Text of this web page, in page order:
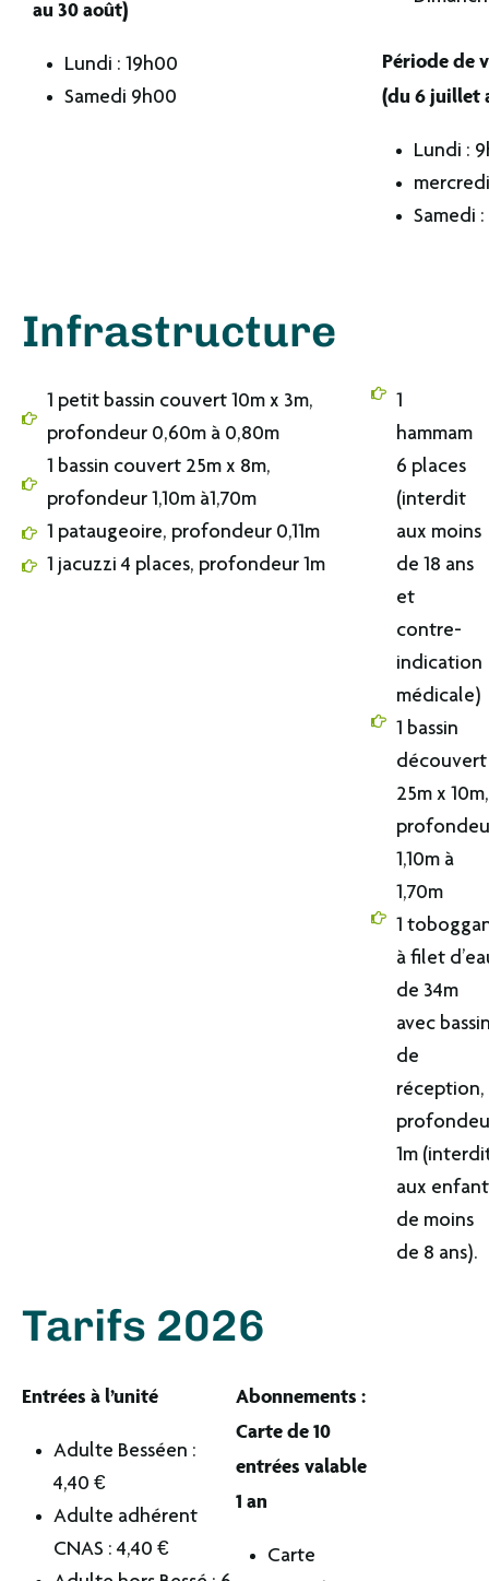
au 30 août)
Lundi : 19h00
Samedi 9h00
Période de
(du 6 juillet
Lundi :
Samedi :
Infrastructure
1 petit bassin couvert 10m x 3m,
profondeur 0,60m à 0,80m
1 bassin couvert 25m x 8m,
profondeur 1,10m à1,70m
1 pataugeoire, profondeur 0,11m
1 jacuzzi 4 places, profondeur 1m
1
hammam
6 places
(interdit
aux moins
de 18 ans
et
contre-
indication
médicale)
1 bassin
découvert
25m x 10m,
1,10m à
1,70m
1
à filet
de 34m
avec
de
réception,
1m
aux
de moins
de 8 ans).
Tarifs 2026
Entrées à l’unité
Adulte Besséen :
4,40 €
Adulte adhérent
CNAS : 4,40 €
Abonnements :
Carte de 10
entrées valable
1 an
Carte